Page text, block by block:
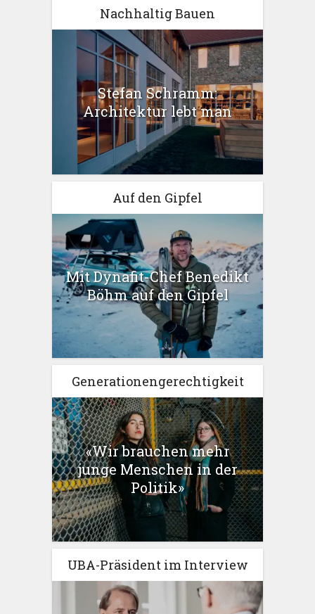
Nachhaltig Bauen
Stefan Schramm:
Architektur lebt man
Auf den Gipfel
Mit Dynafit-Chef Benedikt
Böhm auf den Gipfel
Generationengerechtigkeit
«Wir brauchen mehr
junge Menschen in der
Politik»
UBA-Präsident im Interview